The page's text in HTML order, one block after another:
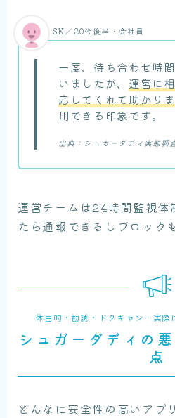
一度、待ち合わせ時
いましたが、 運営に
応してくれて助かり
用できる印象です。
出典：シュガーダディ実態調
SK／20代後半・会社員
運営チームは24時間監視体
たら通報できるしブロック
体目的・勧誘・ドタキャン…実際
シュガーダディの
点
どんなに安全性の高いアプ